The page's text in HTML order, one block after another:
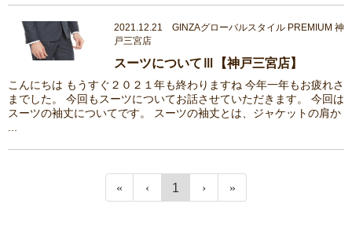
2021.12.21 GINZAグローバルスタイル PREMIUM 神
戸三宮店
スーツについてⅢ【神戸三宮店】
こんにちは もうすぐ２０２１年も終わりますね 今年一年もお疲れさ
までした。 今回もスーツについてお話させていただきます。 今回は
スーツの袖丈についてです。 スーツの袖丈とは、ジャケットの肩か
1